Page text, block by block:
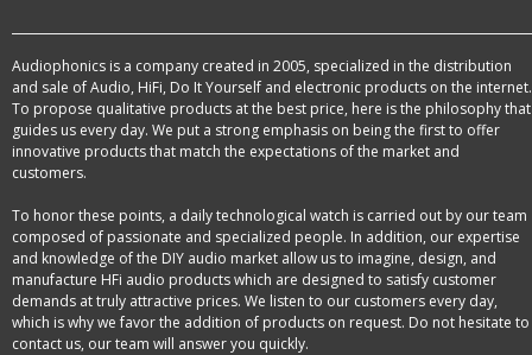
Audiophonics is a company created in 2005, specialized in the distribution
and sale of Audio, HiFi, Do It Yourself and electronic products on the internet.
To propose qualitative products at the best price, here is the philosophy that
guides us every day. We put a strong emphasis on being the first to offer
innovative products that match the expectations of the market and
customers.
To honor these points, a daily technological watch is carried out by our team
composed of passionate and specialized people. In addition, our expertise
and knowledge of the DIY audio market allow us to imagine, design, and
manufacture HFi audio products which are designed to satisfy customer
demands at truly attractive prices. We listen to our customers every day,
which is why we favor the addition of products on request. Do not hesitate to
contact us, our team will answer you quickly.